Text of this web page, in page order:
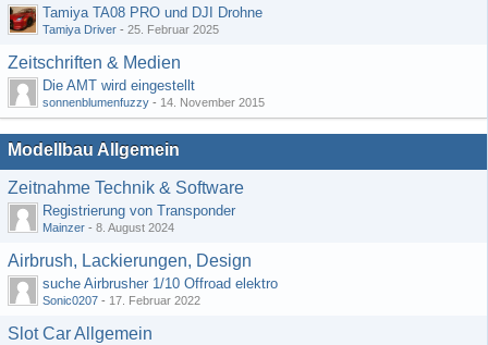
Tamiya TA08 PRO und DJI Drohne
Tamiya Driver - 25. Februar 2025
Zeitschriften & Medien
Die AMT wird eingestellt
sonnenblumenfuzzy - 14. November 2015
Modellbau Allgemein
Zeitnahme Technik & Software
Registrierung von Transponder
Mainzer - 8. August 2024
Airbrush, Lackierungen, Design
suche Airbrusher 1/10 Offroad elektro
Sonic0207 - 17. Februar 2022
Slot Car Allgemein